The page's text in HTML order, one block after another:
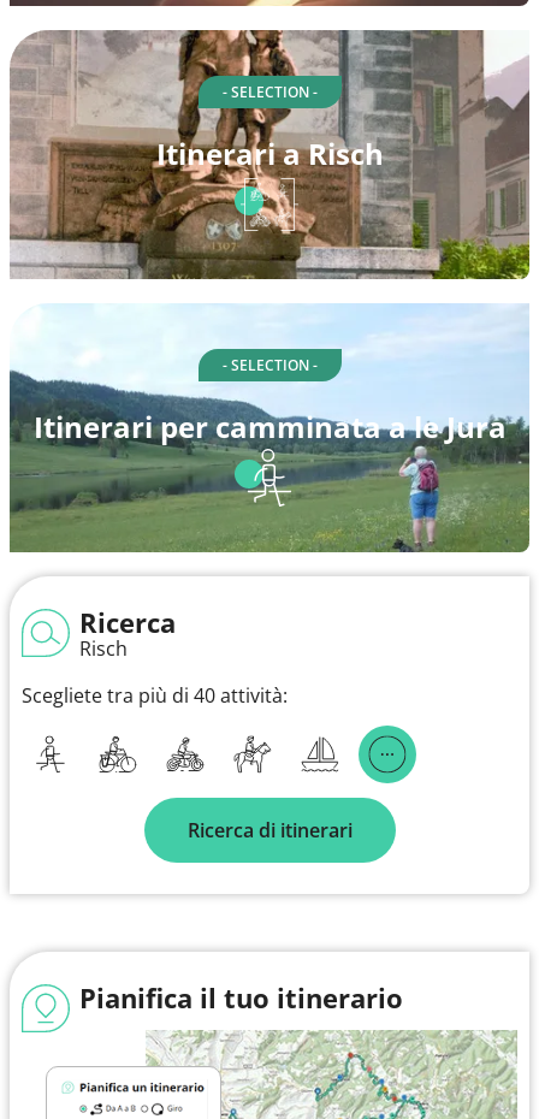
- SELECTION -
Itinerari a Risch
- SELECTION -
Itinerari per camminata a le Jura
Ricerca
Risch
Scegliete tra più di 40 attività:
Ricerca di itinerari
Pianifica il tuo itinerario